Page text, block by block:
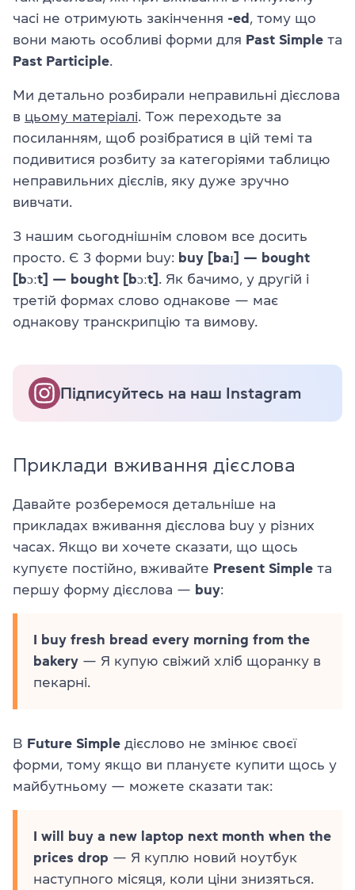
часі не отримують закінчення -ed
, тому що
вони мають особливі форми для Past Simple та
Past Participle
Ми детально розбирали неправильні дієслова
в цьому матеріалі . Тож переходьте за
посиланням, щоб розібратися в цій темі та
подивитися розбиту за категоріями таблицю
неправильних дієслів, яку дуже зручно
вивчати.
З нашим сьогоднішнім словом все досить
просто. Є 3 форми buy: buy [baɪ] — bought
[bɔːt] — bought [bɔːt]
. Як бачимо, у другій і
третій формах слово однакове — має
однакову транскрипцію та вимову.
Підписуйтесь на наш Instagram
Приклади вживання дієслова
Давайте розберемося детальніше на
прикладах вживання дієслова buy у різних
часах. Якщо ви хочете сказати, що щось
купуєте постійно, вживайте Present Simple та
першу форму дієслова — buy:
I buy fresh bread every morning from the
bakery — Я купую свіжий хліб щоранку в
пекарні.
В Future Simple дієслово не змінює своєї
форми, тому якщо ви плануєте купити щось у
майбутньому — можете сказати так:
I will buy a new laptop next month when the
prices drop — Я куплю новий ноутбук
наступного місяця, коли ціни знизяться.